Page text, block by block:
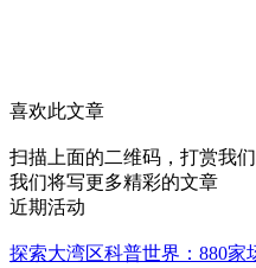
喜欢此文章
扫描上面的二维码，打赏我们
我们将写更多精彩的文章
近期活动
探索大湾区科普世界：880